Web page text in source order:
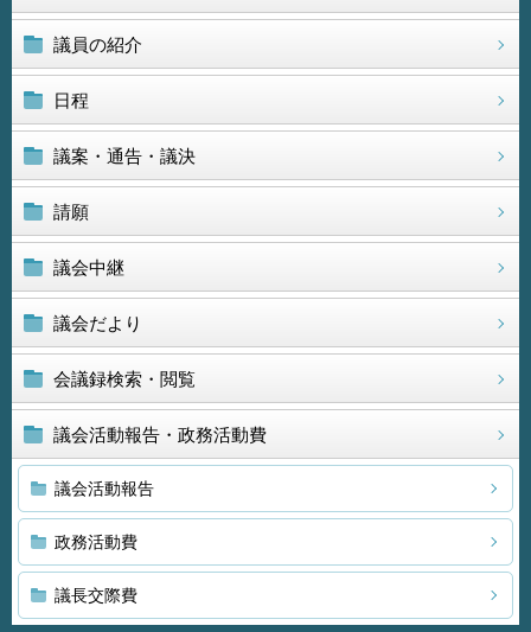
議員の紹介
日程
議案・通告・議決
請願
議会中継
議会だより
会議録検索・閲覧
議会活動報告・政務活動費
議会活動報告
政務活動費
議長交際費